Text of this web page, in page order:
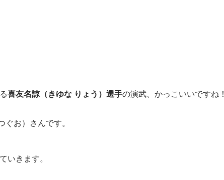
喜友名諒（きゆな りょう）選手の演武、かっこいいですね！
ぐお）さんです。
いきます。